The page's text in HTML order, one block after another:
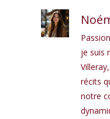
je suis
récits
notre